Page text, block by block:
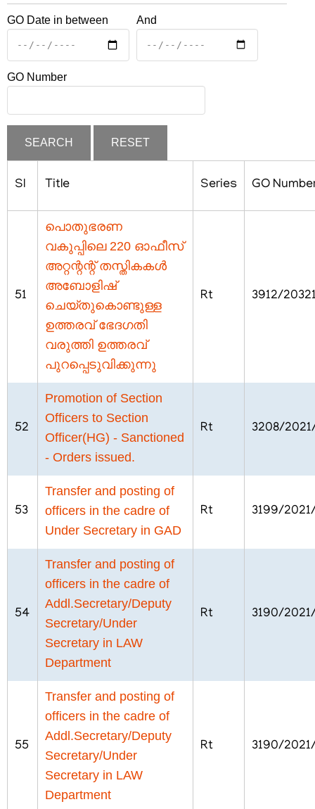
MENU
സ്വകാര്യതാനയം
വ്യവസ്ഥകളും
GO Date in between And
GO Number
SI Title Series GO
51
പൊതുഭരണ
വകുപ്പിലെ 220 ഓഫീസ്
അറ്റന്റന്റ് തസ്തികകൾ
അബോളിഷ്
ചെയ്തുകൊണ്ടുള്ള
ഉത്തരവ് ഭേദഗതി
വരുത്തി ഉത്തരവ്
പുറപ്പെടുവിക്കുന്നു
Rt 3912/
52
Promotion of Section
Officers to Section
Officer(HG) - Sanctioned
- Orders issued.
Rt 3208/
53
Transfer and posting of
officers in the cadre of
Under Secretary in GAD
Rt 3199/
54
Transfer and posting of
officers in the cadre of
Addl.Secretary/Deputy
Secretary/Under
Secretary in LAW
Department
Rt 3190/
55
Transfer and posting of
officers in the cadre of
Addl.Secretary/Deputy
Secretary/Under
Secretary in LAW
Department
Rt 3190/